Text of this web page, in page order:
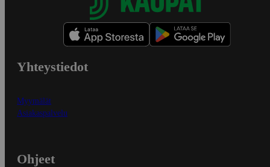
Yhteystiedot
Myymälät
Asiakaspalvelu
Ohjeet